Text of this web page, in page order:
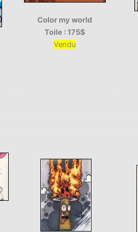
Color my world
Toile : 175$
Vendu